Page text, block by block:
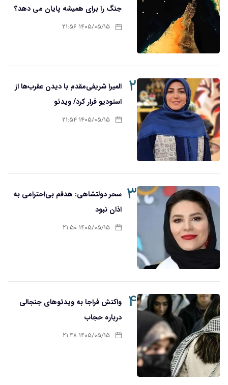
جنگ را برای همیشه پایان می دهد؟
۱۴۰۵/۰۵/۱۵ ۲۱:۵۶
۲
المیرا شریفی‌مقدم با دیدن عقرب‌ها از
استودیو فرار کرد/ ویدئو
۱۴۰۵/۰۵/۱۵ ۲۱:۵۴
۳ سحر دولتشاهی: هدفم بی‌احترامی به
اذان نبود
۱۴۰۵/۰۵/۱۵ ۲۱:۵۰
۴
واکنش فراجا به ویدئوهای جنجالی
درباره حجاب
۱۴۰۵/۰۵/۱۵ ۲۱:۴۸